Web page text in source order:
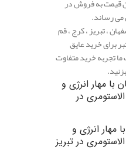
قیمت به فروش در
می رساند.
، تبریز ، کرج ، قم
برای خرید عایق
تجربه خرید متفاوت
با مهار انرژی و
در
با مهار انرژی و
در تبریز